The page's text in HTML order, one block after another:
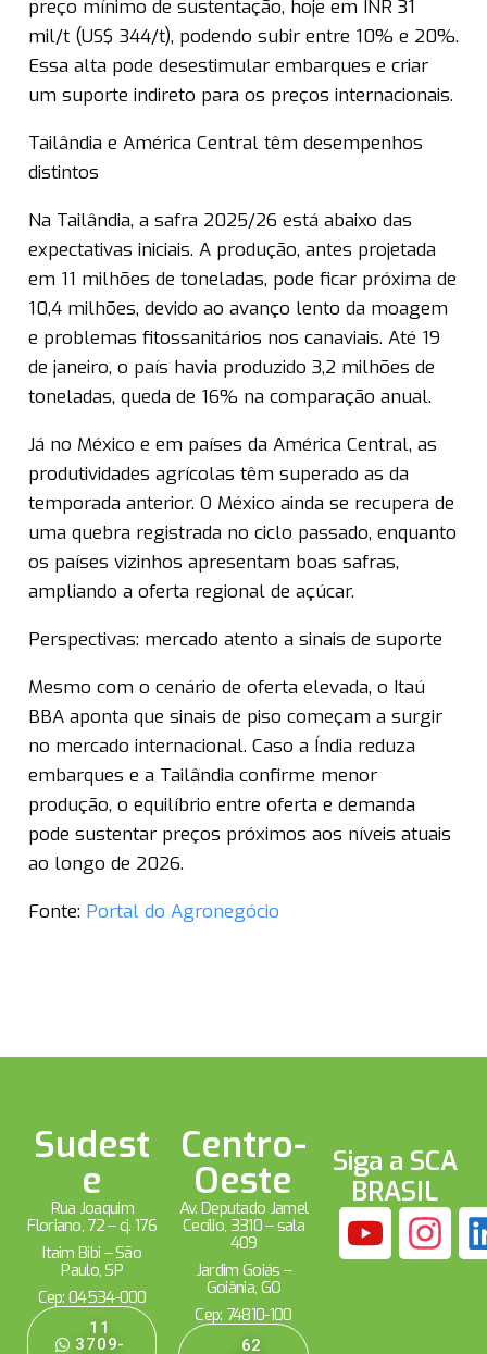
preço mínimo de sustentação, hoje em INR 31
mil/t (US$ 344/t), podendo subir entre 10% e 20%.
Essa alta pode desestimular embarques e criar
um suporte indireto para os preços internacionais.
Tailândia e América Central têm desempenhos
distintos
Na Tailândia, a safra 2025/26 está abaixo das
expectativas iniciais. A produção, antes projetada
em 11 milhões de toneladas, pode ficar próxima de
10,4 milhões, devido ao avanço lento da moagem
e problemas fitossanitários nos canaviais. Até 19
de janeiro, o país havia produzido 3,2 milhões de
toneladas, queda de 16% na comparação anual.
Já no México e em países da América Central, as
produtividades agrícolas têm superado as da
temporada anterior. O México ainda se recupera de
uma quebra registrada no ciclo passado, enquanto
os países vizinhos apresentam boas safras,
ampliando a oferta regional de açúcar.
Perspectivas: mercado atento a sinais de suporte
Mesmo com o cenário de oferta elevada, o Itaú
BBA aponta que sinais de piso começam a surgir
no mercado internacional. Caso a Índia reduza
embarques e a Tailândia confirme menor
produção, o equilíbrio entre oferta e demanda
pode sustentar preços próximos aos níveis atuais
ao longo de 2026.
Fonte: Portal do Agronegócio
Sudest
e
Rua Joaquim
Floriano, 72 – cj. 176
Itaim Bibi – São
Paulo, SP
Cep: 04534-000
11
3709-
Centro-
Oeste
Av. Deputado Jamel
Cecílio, 3310 – sala
409
Jardim Goiás –
Goiânia, GO
Cep: 74810-100
62
Siga a SCA
BRASIL